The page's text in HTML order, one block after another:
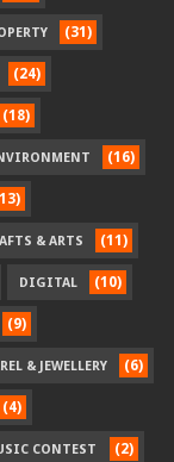
(31)
(24)
(18)
(16)
& ARTS (11)
DIGITAL (10)
(9)
& JEWELLERY (6)
(4)
CONTEST (2)